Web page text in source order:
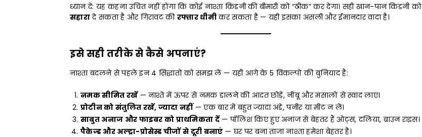
ध्यान दें: यह कहना उचित नहीं होगा कि कोई नाश्ता किडनी की बीमारी को “ठीक” कर देगा। सही खान-पान किडनी को
सहारादे सकता है और गिरावट कीरफ्तार धीमीकर सकता है — यही इसका असली और ईमानदार वादा है।
इसे सही तरीके से कैसे अपनाएं?
नाश्ता बदलने से पहले इन 4 सिद्धांतों को समझ लें — यही आगे के 5 विकल्पों की बुनियाद हैं:
नमक सीमित रखें— नाश्ते में ऊपर से नमक डालने की आदत छोड़ें, नींबू और मसालों से स्वाद लाएं।
प्रोटीन को संतुलित रखें, ज्यादा नहीं— एक बार में बहुत ज्यादा अंडे, पनीर या मीट न लें।
साबुत अनाज और फाइबर को प्राथमिकता दें — पॉलिश किए हुए अनाज से बेहतर हैं ओट्स, दलिया, ब्राउन राइस।
पैकेज्ड और अल्ट्रा-प्रोसेस्ड चीजों से दूरी बनाएं — घर पर बना ताजा नाश्ता हमेशा बेहतर है।